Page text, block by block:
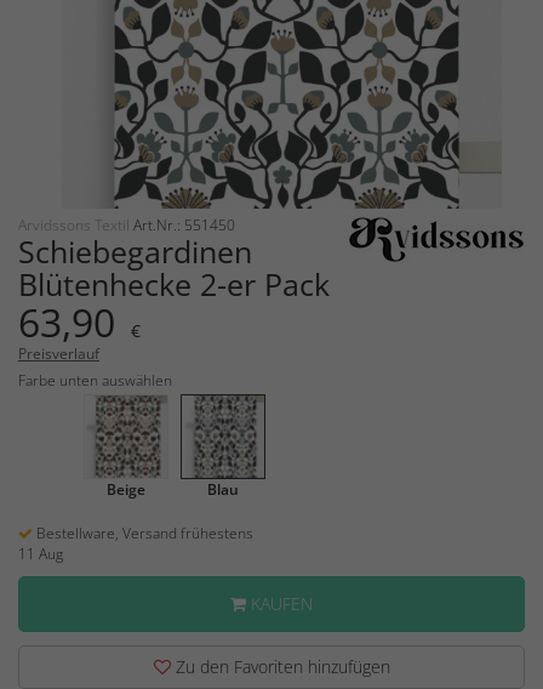
Arvidssons Textil Art.Nr.: 551450
Schiebegardinen
Blütenhecke 2-er Pack
63,90 €
Preisverlauf
Farbe unten auswählen
Beige Blau
Bestellware, Versand frühestens
11 Aug
KAUFEN
Zu den Favoriten hinzufügen